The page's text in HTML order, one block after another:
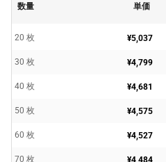
数量 単価
20 枚 ¥5,037
30 枚 ¥4,799
40 枚 ¥4,681
50 枚 ¥4,575
60 枚 ¥4,527
70 枚 ¥4,484